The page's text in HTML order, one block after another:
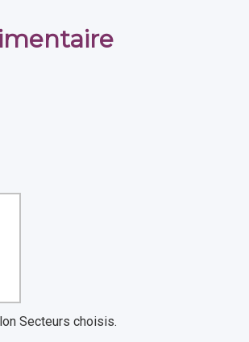
Secteurs choisis.